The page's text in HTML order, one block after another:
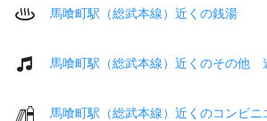
馬喰町駅（総武本線）近くの銭湯
馬喰町駅（総武本線）近くのその他
馬喰町駅（総武本線）近くのコンビニ